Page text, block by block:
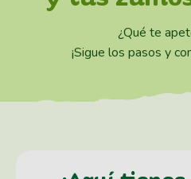
¿Qué te
¡Sigue los pasos y